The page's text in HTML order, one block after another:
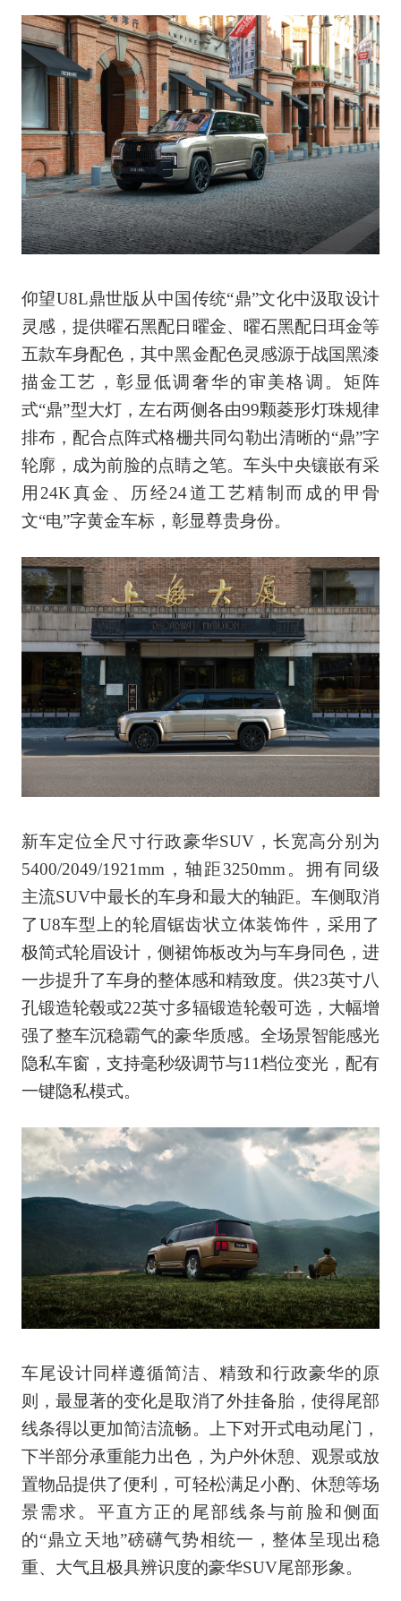
仰望U8L鼎世版从中国传统“鼎”文化中汲取设计
灵感，提供曜石黑配日曜金、曜石黑配日珥金等
五款车身配色，其中黑金配色灵感源于战国黑漆
描金工艺，彰显低调奢华的审美格调。矩阵
式“鼎”型大灯，左右两侧各由99颗菱形灯珠规律
排布，配合点阵式格栅共同勾勒出清晰的“鼎”字
轮廓，成为前脸的点睛之笔。车头中央镶嵌有采
用24K真金、历经24道工艺精制而成的甲骨
文“电”字黄金车标，彰显尊贵身份。
新车定位全尺寸行政豪华SUV，长宽高分别为
5400/2049/1921mm，轴距3250mm。拥有同级
主流SUV中最长的车身和最大的轴距。车侧取消
了U8车型上的轮眉锯齿状立体装饰件，采用了
极简式轮眉设计，侧裙饰板改为与车身同色，进
一步提升了车身的整体感和精致度。供23英寸八
孔锻造轮毂或22英寸多辐锻造轮毂可选，大幅增
强了整车沉稳霸气的豪华质感。全场景智能感光
隐私车窗，支持毫秒级调节与11档位变光，配有
一键隐私模式。
车尾设计同样遵循简洁、精致和行政豪华的原
则，最显著的变化是取消了外挂备胎，使得尾部
线条得以更加简洁流畅。上下对开式电动尾门，
下半部分承重能力出色，为户外休憩、观景或放
置物品提供了便利，可轻松满足小酌、休憩等场
景需求。平直方正的尾部线条与前脸和侧面
的“鼎立天地”磅礴气势相统一，整体呈现出稳
重、大气且极具辨识度的豪华SUV尾部形象。